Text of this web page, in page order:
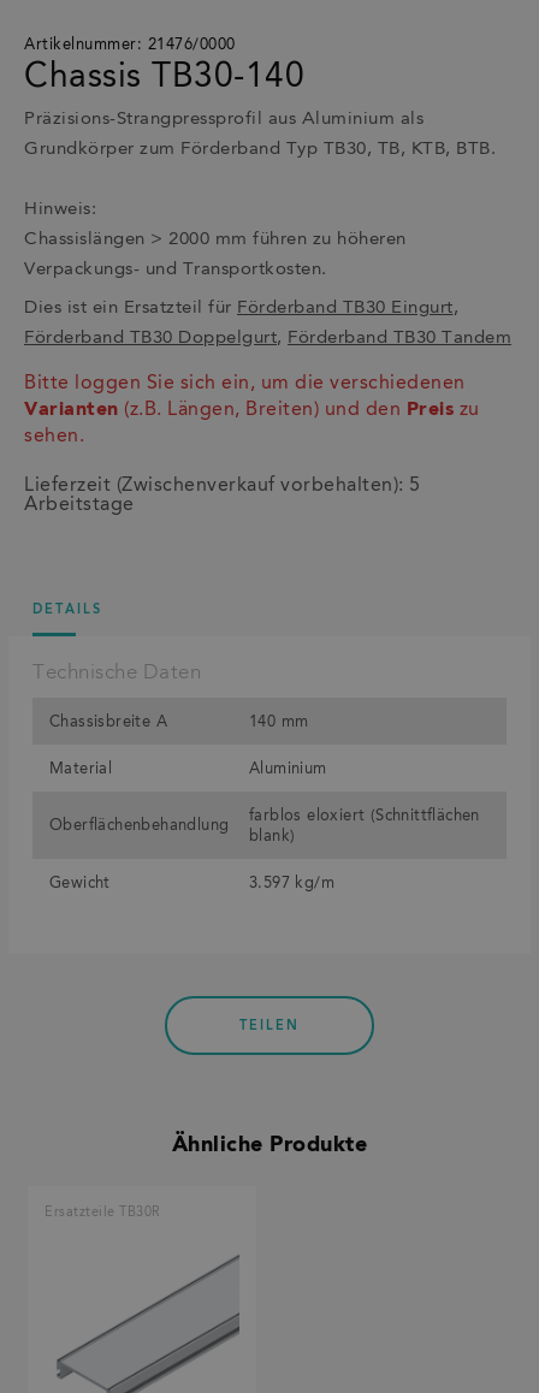
Artikelnummer: 21476/0000
Chassis TB30-140
Präzisions-Strangpressprofil aus Aluminium als
Grundkörper zum Förderband Typ TB30, TB, KTB, BTB.
Hinweis:
Chassislängen > 2000 mm führen zu höheren
Verpackungs- und Transportkosten.
Dies ist ein Ersatzteil für Förderband TB30 Eingurt,
Förderband TB30 Doppelgurt, Förderband TB30 Tandem
Bitte loggen Sie sich ein, um die verschiedenen
Varianten (z.B. Längen, Breiten) und den Preis zu
sehen.
Lieferzeit (Zwischenverkauf vorbehalten): 5
Arbeitstage
DETAILS
Technische Daten
Chassisbreite A 140 mm
Material Aluminium
Oberflächenbehandlung
farblos eloxiert (Schnittflächen
blank)
Gewicht 3.597 kg/m
TEILEN
Ähnliche Produkte
Ersatzteile TB30R